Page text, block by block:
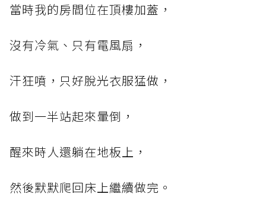
當時我的房間位在頂樓加蓋，
沒有冷氣、只有電風扇，
汗狂噴，只好脫光衣服猛做，
做到一半站起來暈倒，
醒來時人還躺在地板上，
然後默默爬回床上繼續做完。